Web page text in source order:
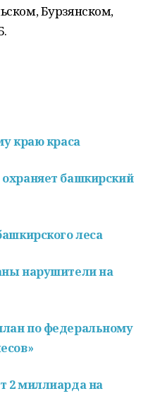
Бурзянском,
краю краса
башкирский
леса
нарушители на
по федеральному
2 миллиарда на